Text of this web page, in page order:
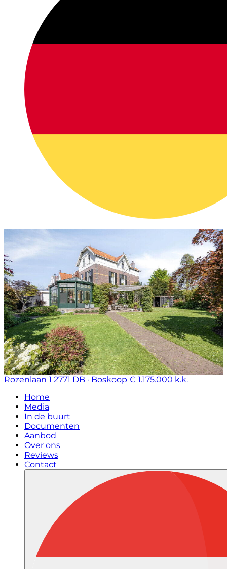
Rozenlaan 1 2771 DB · Boskoop € 1.175.000 k.k.
Home
Media
In de buurt
Documenten
Aanbod
Over ons
Reviews
Contact